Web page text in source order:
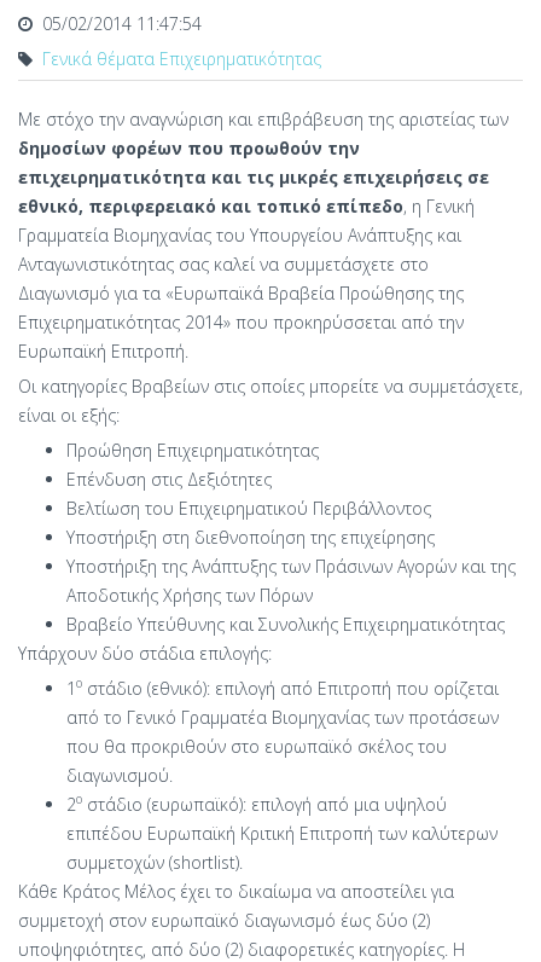
05/02/2014 11:47:54
Γενικά θέματα Επιχειρηματικότητας
Με στόχο την αναγνώριση και επιβράβευση της αριστείας των
δημοσίων φορέων που προωθούν την
επιχειρηματικότητα και τις μικρές επιχειρήσεις σε
εθνικό, περιφερειακό και τοπικό επίπεδο, η Γενική
Γραμματεία Βιομηχανίας του Υπουργείου Ανάπτυξης και
Ανταγωνιστικότητας σας καλεί να συμμετάσχετε στο
Διαγωνισμό για τα «Ευρωπαϊκά Βραβεία Προώθησης της
Επιχειρηματικότητας 2014» που προκηρύσσεται από την
Ευρωπαϊκή Επιτροπή.
Οι κατηγορίες Βραβείων στις οποίες μπορείτε να συμμετάσχετε,
είναι οι εξής:
Προώθηση Επιχειρηματικότητας
Επένδυση στις Δεξιότητες
Βελτίωση του Επιχειρηματικού Περιβάλλοντος
Υποστήριξη στη διεθνοποίηση της επιχείρησης
Υποστήριξη της Ανάπτυξης των Πράσινων Αγορών και της
Αποδοτικής Χρήσης των Πόρων
Βραβείο Υπεύθυνης και Συνολικής Επιχειρηματικότητας
Υπάρχουν δύο στάδια επιλογής:
1 ο στάδιο (εθνικό): επιλογή από Επιτροπή που ορίζεται
από το Γενικό Γραμματέα Βιομηχανίας των προτάσεων
που θα προκριθούν στο ευρωπαϊκό σκέλος του
διαγωνισμού.
2ο στάδιο (ευρωπαϊκό): επιλογή από μια υψηλού
επιπέδου Ευρωπαϊκή Κριτική Επιτροπή των καλύτερων
συμμετοχών (shortlist).
Κάθε Κράτος Μέλος έχει το δικαίωμα να αποστείλει για
συμμετοχή στον ευρωπαϊκό διαγωνισμό έως δύο (2)
υποψηφιότητες, από δύο (2) διαφορετικές κατηγορίες. Η